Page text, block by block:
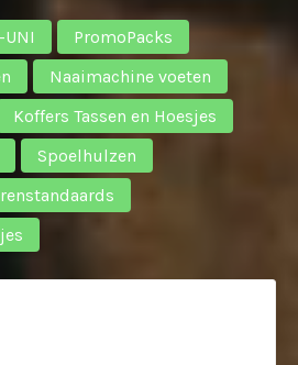
PromoPacks
Naaimachine voeten
Koffers Tassen en Hoesjes
Spoelhulzen